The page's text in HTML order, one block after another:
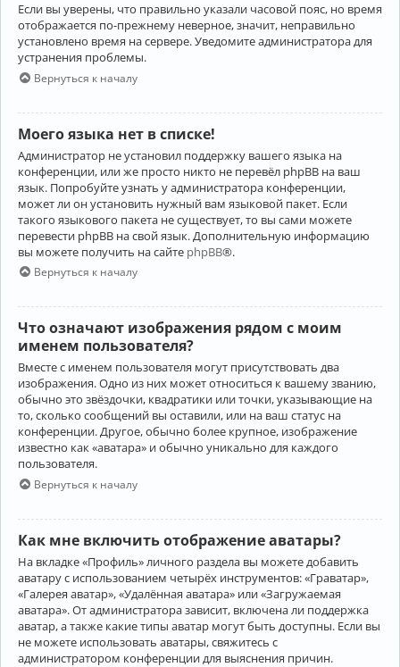
Если вы уверены, что правильно указали часовой пояс, но время
отображается по-прежнему неверное, значит, неправильно
установлено время на сервере. Уведомите администратора для
устранения проблемы.
Вернуться к началу
Моего языка нет в списке!
Администратор не установил поддержку вашего языка на
конференции, или же просто никто не перевёл phpBB на ваш
язык. Попробуйте узнать у администратора конференции,
может ли он установить нужный вам языковой пакет. Если
такого языкового пакета не существует, то вы сами можете
перевести phpBB на свой язык. Дополнительную информацию
вы можете получить на сайте phpBB®.
Вернуться к началу
Что означают изображения рядом с моим
именем пользователя?
Вместе с именем пользователя могут присутствовать два
изображения. Одно из них может относиться к вашему званию,
обычно это звёздочки, квадратики или точки, указывающие на
то, сколько сообщений вы оставили, или на ваш статус на
конференции. Другое, обычно более крупное, изображение
известно как «аватара» и обычно уникально для каждого
пользователя.
Вернуться к началу
Как мне включить отображение аватары?
На вкладке «Профиль» личного раздела вы можете добавить
аватару с использованием четырёх инструментов: «Граватар»,
«Галерея аватар», «Удалённая аватара» или «Загружаемая
аватара». От администратора зависит, включена ли поддержка
аватар, а также какие типы аватар могут быть доступны. Если вы
не можете использовать аватары, свяжитесь с
администратором конференции для выяснения причин.